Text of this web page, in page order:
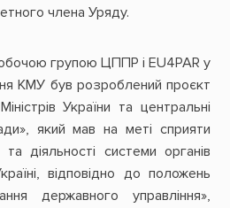
члена Уряду.
групою ЦППР і EU4PAR у
КМУ був розроблений проєкт
України та центральні
який мав на меті сприяти
та діяльності системи органів
відповідно до положень
державного управління»,